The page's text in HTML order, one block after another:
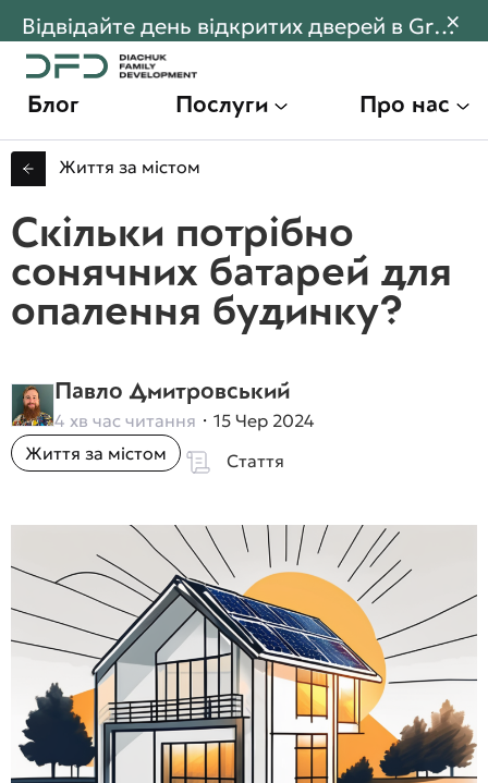
Відвідайте день відкритих дверей в Gran Montaña! Переходьте щоб дізнатися більше
×
Блог Послуги Про нас
Життя за містом
Скільки потрібно
сонячних батарей для
опалення будинку?
Павло Дмитровський
4 хв час читання
15 Чер 2024
Життя за містом
Стаття